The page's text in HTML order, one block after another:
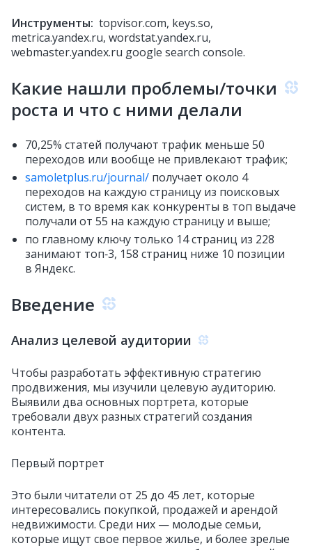
Инструменты: topvisor.com, keys.so,
metrica.yandex.ru, wordstat.yandex.ru,
webmaster.yandex.ru google search console.
Какие нашли проблемы/точки
роста и что с ними делали
70,25‬% статей получают трафик меньше 50
переходов или вообще не привлекают трафик;
samoletplus.ru/journal/ получает около 4
переходов на каждую страницу из поисковых
систем, в то время как конкуренты в топ выдаче
получали от 55 на каждую страницу и выше;
по главному ключу только 14 страниц из 228
занимают топ‑3, 158 страниц ниже 10 позиции
в Яндекс.
Введение
Анализ целевой аудитории
Чтобы разработать эффективную стратегию
продвижения, мы изучили целевую аудиторию.
Выявили два основных портрета, которые
требовали двух разных стратегий создания
контента.
Первый портрет
Это были читатели от 25 до 45 лет, которые
интересовались покупкой, продажей и арендой
недвижимости. Среди них — молодые семьи,
которые ищут свое первое жилье, и более зрелые